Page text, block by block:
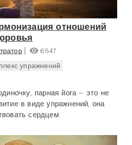
отношений
6547
упражнений
парная йога – это не
в виде упражнений, она
сердцем.